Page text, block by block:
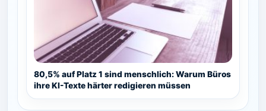
80,5% auf Platz 1 sind menschlich: Warum Büros
ihre KI-Texte härter redigieren müssen